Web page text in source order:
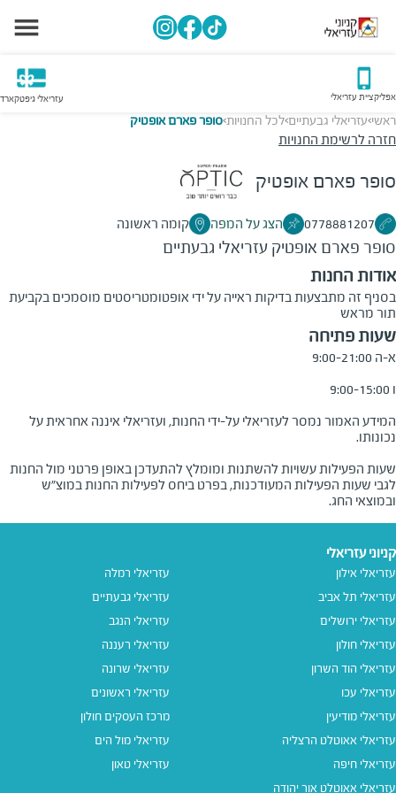
אפליקציית עזריאלי עזריאלי גיפטקארד
ראשי>עזריאלי גבעתיים>לכל החנויות>סופר פארם אופטיק
חזרה לרשימת החנויות
סופר פארם אופטיק
0778881207 הצג על המפה קומה ראשונה
סופר פארם אופטיק עזריאלי גבעתיים
אודות החנות
בסניף זה מתבצעות בדיקות ראייה על ידי אופטומטריסטים מוסמכים בקביעת
תור מראש
שעות פתיחה
המידע האמור נמסר לעזריאלי על-ידי החנות, ועזריאלי איננה אחראית על
שעות הפעילות עשויות להשתנות ומומלץ להתעדכן באופן פרטני מול החנות
לגבי שעות הפעילות המעודכנות, בפרט ביחס לפעילות החנות במוצ"ש
ובמוצאי החג.
קניוני עזריאלי
עזריאלי אילון
עזריאלי תל אביב
עזריאלי ירושלים
עזריאלי חולון
עזריאלי הוד השרון
עזריאלי עכו
עזריאלי מודיעין
עזריאלי אאוטלט הרצליה
עזריאלי חיפה
עזריאלי אאוטלט אור יהודה
עזריאלי רמלה
עזריאלי גבעתיים
עזריאלי הנגב
עזריאלי רעננה
עזריאלי שרונה
עזריאלי ראשונים
מרכז העסקים חולון
עזריאלי מול הים
עזריאלי טאון